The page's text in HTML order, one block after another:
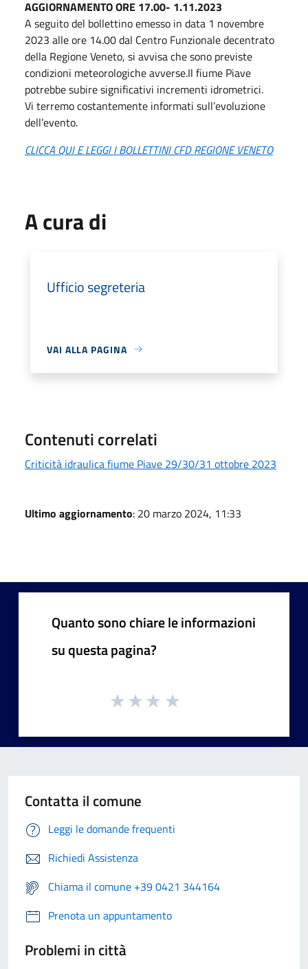
AGGIORNAMENTO ORE 17.00- 1.11.2023
A seguito del bollettino emesso in data 1 novembre
2023 alle ore 14.00 dal Centro Funzionale decentrato
della Regione Veneto, si avvisa che sono previste
condizioni meteorologiche avverse.Il fiume Piave
potrebbe subire significativi incrementi idrometrici.
Vi terremo costantemente informati sull’evoluzione
dell’evento.
CLICCA QUI E LEGGI I BOLLETTINI CFD REGIONE VENETO
A cura di
Ufficio segreteria
VAI ALLA PAGINA
Contenuti correlati
Criticità idraulica fiume Piave 29/30/31 ottobre 2023
Ultimo aggiornamento: 20 marzo 2024, 11:33
Quanto sono chiare le informazioni
su questa pagina?
Contatta il comune
Leggi le domande frequenti
Richiedi Assistenza
Chiama il comune +39 0421 344164
Prenota un appuntamento
Problemi in città